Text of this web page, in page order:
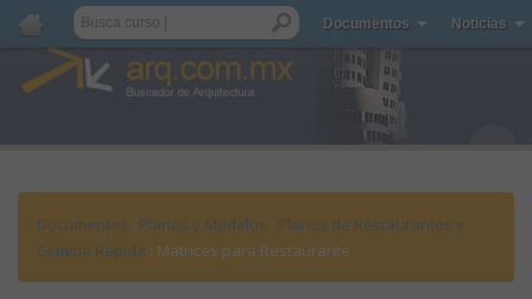
Documentos Noticias
Documentos : Planos y Modelos : Planos de Restaurantes y
Comida Rápida : Matrices para Restaurante